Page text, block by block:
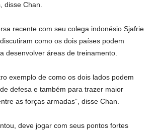
disse Chan.
recente com seu colega indonésio Sjafrie
como os dois países podem
desenvolver áreas de treinamento.
exemplo de como os dois lados podem
defesa e também para trazer maior
as forças armadas”, disse Chan.
deve jogar com seus pontos fortes